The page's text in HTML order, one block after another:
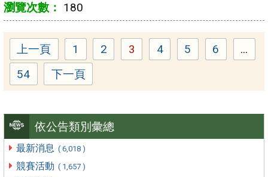
依公告類別彙總
最新消息 ( 6,018 )
競賽活動 ( 1,657 )
180
上一頁 Page
1 Page
2 Page
3 Page
4 Page
5 Page
6 ...
Page
54 下一頁